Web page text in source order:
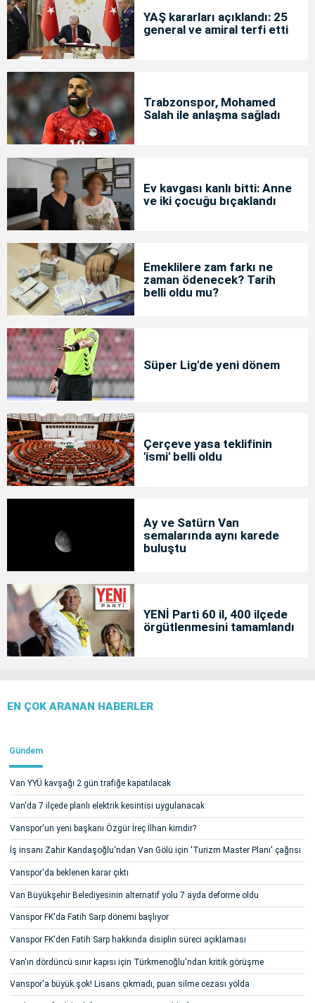
YAŞ kararları açıklandı: 25
general ve amiral terfi etti
Trabzonspor, Mohamed
Salah ile anlaşma sağladı
Ev kavgası kanlı bitti: Anne
ve iki çocuğu bıçaklandı
Emeklilere zam farkı ne
zaman ödenecek? Tarih
belli oldu mu?
Süper Lig'de yeni dönem
Çerçeve yasa teklifinin
'ismi' belli oldu
Ay ve Satürn Van
semalarında aynı karede
buluştu
YENİ Parti 60 il, 400 ilçede
örgütlenmesini tamamlandı
EN ÇOK ARANAN HABERLER
Gündem
Van YYÜ kavşağı 2 gün trafiğe kapatılacak
Van'da 7 ilçede planlı elektrik kesintisi uygulanacak
Vanspor'un yeni başkanı Özgür İreç İlhan kimdir?
İş insanı Zahir Kandaşoğlu'ndan Van Gölü için 'Turizm Master Planı' çağrısı
Vanspor'da beklenen karar çıktı
Van Büyükşehir Belediyesinin alternatif yolu 7 ayda deforme oldu
Vanspor FK'da Fatih Sarp dönemi başlıyor
Vanspor FK'den Fatih Sarp hakkında disiplin süreci açıklaması
Van'ın dördüncü sınır kapısı için Türkmenoğlu'ndan kritik görüşme
Vanspor'a büyük şok! Lisans çıkmadı, puan silme cezası yolda